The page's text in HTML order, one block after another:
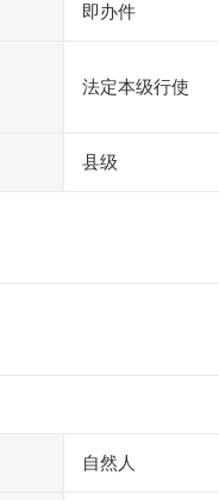
即办件
法定本级行使
县级
自然人